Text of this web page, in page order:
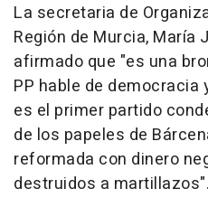
La secretaria de
Región de Murcia, María
afirmado que "es una
PP hable de democracia
es el primer partido
de los papeles de
reformada con dinero
destruidos a martillazos".